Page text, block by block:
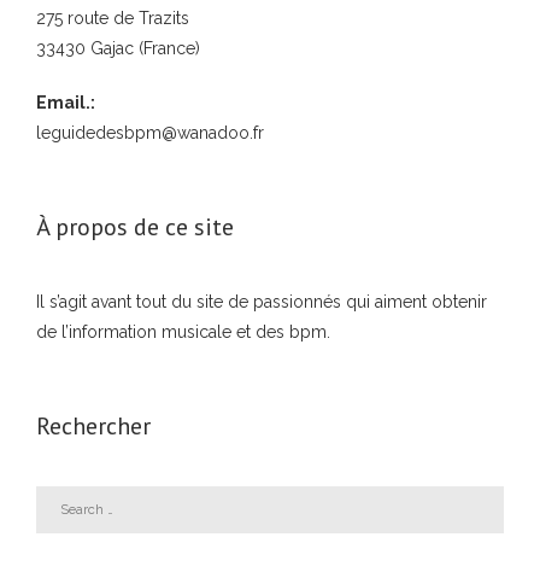
275 route de Trazits
33430 Gajac (France)
Email.:
leguidedesbpm@wanadoo.fr
À propos de ce site
Il s’agit avant tout du site de passionnés qui aiment obtenir
de l’information musicale et des bpm.
Rechercher